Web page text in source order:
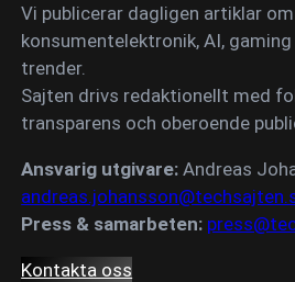
Vi publicerar dagligen artiklar om
konsumentelektronik, AI,
trender.
Sajten drivs redaktionellt med
transparens och oberoende
Ansvarig utgivare: Andreas
Press & samarbeten:
Kontakta oss